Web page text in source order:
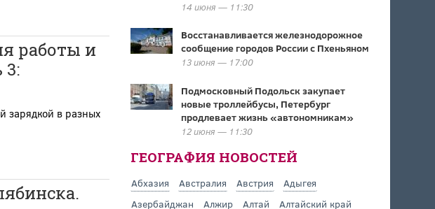
работы и
зарядкой в разных
14 июня — 11:30
Восстанавливается железнодорожное
сообщение городов России с Пхеньяном
13 июня — 17:00
Подмосковный Подольск закупает
новые троллейбусы, Петербург
продлевает жизнь «автономникам»
12 июня — 11:30
ГЕОГРАФИЯ НОВОСТЕЙ
Абхазия Австралия Австрия
Адыгея
Азербайджан
Алжир Алтай
Алтайский край